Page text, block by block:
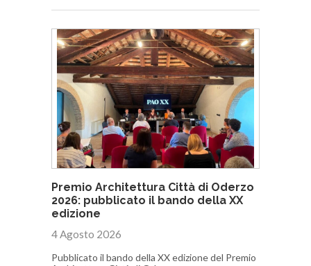
Premio Architettura Città di Oderzo
2026: pubblicato il bando della XX
edizione
4 Agosto 2026
Pubblicato il bando della XX edizione del Premio